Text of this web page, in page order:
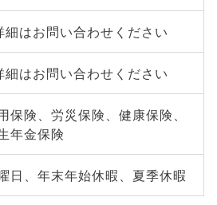
細はお問い合わせください
細はお問い合わせください
保険、労災保険、健康保険、
年金保険
日、年末年始休暇、夏季休暇